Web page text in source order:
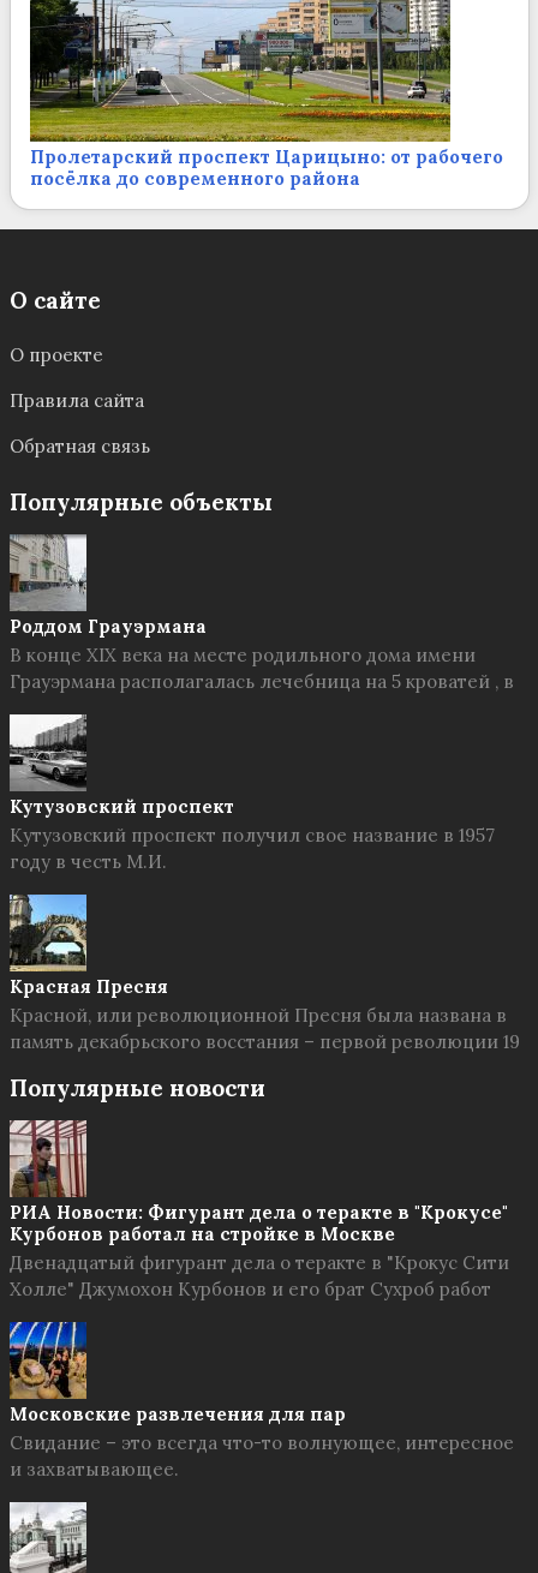
Пролетарский проспект Царицыно: от рабочего
посёлка до современного района
О сайте
О проекте
Правила сайта
Обратная связь
Популярные объекты
Роддом Грауэрмана
В конце XIX века на месте родильного дома имени
Грауэрмана располагалась лечебница на 5 кроватей , в
Кутузовский проспект
Кутузовский проспект получил свое название в 1957
году в честь М.И.
Красная Пресня
Красной, или революционной Пресня была названа в
память декабрьского восстания – первой революции 19
Популярные новости
РИА Новости: Фигурант дела о теракте в "Крокусе"
Курбонов работал на стройке в Москве
Двенадцатый фигурант дела о теракте в "Крокус Сити
Холле" Джумохон Курбонов и его брат Сухроб работ
Московские развлечения для пар
Свидание – это всегда что-то волнующее, интересное
и захватывающее.